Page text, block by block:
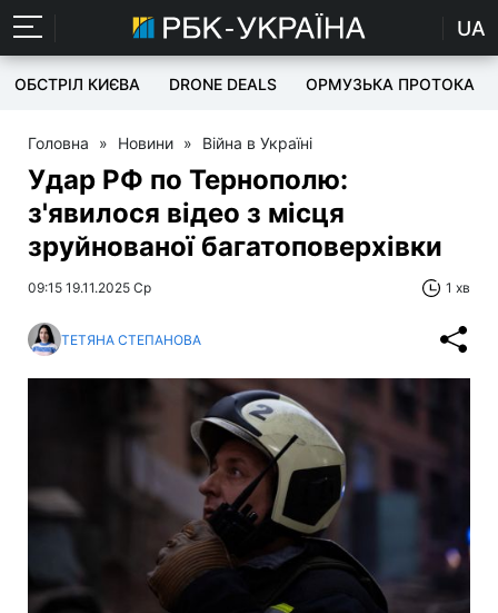
UA
ОБСТРІЛ КИЄВА DRONE DEALS ОРМУЗЬКА ПРОТОКА
Головна » Новини » Війна в Україні
Удар РФ по Тернополю:
з'явилося відео з місця
зруйнованої багатоповерхівки
09:15 19.11.2025 Ср 1 хв
ТЕТЯНА СТЕПАНОВА